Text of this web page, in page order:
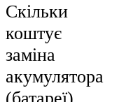
Скільки
коштує
заміна
акумулятора
(батареї)